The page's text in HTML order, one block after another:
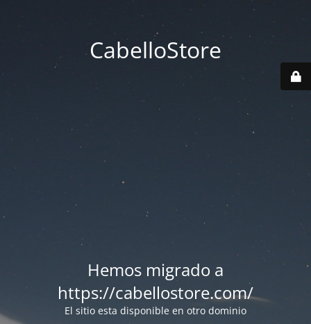
CabelloStore
Hemos migrado a
https://cabellostore.com/
El sitio esta disponible en otro dominio